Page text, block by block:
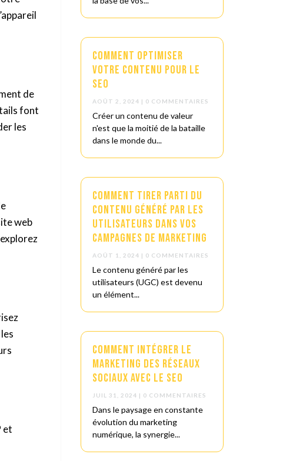
de
font
les
web
et
Comment optimiser
votre contenu pour le
SEO
AOÛT 2, 2024 | 0 COMMENTAIRES
Créer un contenu de valeur
n'est que la moitié de la bataille
dans le monde du...
Comment tirer parti du
contenu généré par les
utilisateurs dans vos
campagnes de marketing
AOÛT 1, 2024 | 0 COMMENTAIRES
Le contenu généré par les
utilisateurs (UGC) est devenu
un élément...
Comment Intégrer le
Marketing des Réseaux
Sociaux avec le SEO
JUIL 31, 2024 | 0 COMMENTAIRES
Dans le paysage en constante
évolution du marketing
numérique, la synergie...